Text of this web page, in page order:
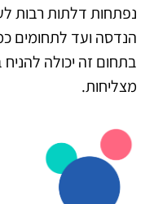
נפתחות דלתות רבות
הנדסה ועד לתחומים
בתחום זה יכולה להניח
מצליחות.